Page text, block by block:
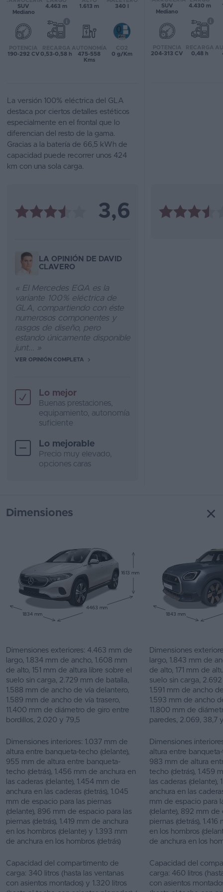
Concesionarios
Ventas
de
coches
2026
SUV
Mediano
4.463 m
1.613 m
340 l
POTENCIA
190-292 CV
RECARGA
0,53-0,58 h
AUTONOMÍA
475-558
Kms
CO2
0 g/Km
SUV
Mediano
4.430 m
POTENCIA
204-313 CV
RECARGA
0,48 h
La versión 100% eléctrica del GLA
destaca por ciertos detalles estéticos
especialmente en el frontal que lo
diferencian del resto de la gama.
Gracias a la batería de 66,5 kWh de
capacidad puede recorrer unos 424
km con una sola carga.
3,6
LA OPINIÓN DE DAVID
CLAVERO
« El Mercedes EQA es la
variante 100% eléctrica de
GLA, compartiendo con éste
numerosos componentes y
rasgos de diseño, pero
estando únicamente disponible
junt... »
VER OPINIÓN COMPLETA
Lo mejor
Buenas prestaciones,
equipamiento, autonomía
suficiente
Lo mejorable
Precio muy elevado,
opciones caras
Dimensiones
1613 mm
4463 mm
1834 mm
1843 mm
Dimensiones exteriores: 4.463 mm de
largo, 1.834 mm de ancho, 1.608 mm
de alto, 151 mm de altura libre sobre el
suelo sin carga, 2.729 mm de batalla,
1.588 mm de ancho de vía delantero,
1.589 mm de ancho de vía trasero,
11.400 mm de diámetro de giro entre
bordillos, 2.020 y 79,5
Dimensiones
largo, 1.843 mm de
de alto, 171 mm de
suelo sin carga,
1.591 mm de ancho
1.593 mm de ancho
11.800 mm de
paredes, 2.069, 38,7
Dimensiones interiores: 1.037 mm de
altura entre banqueta-techo (delante),
955 mm de altura entre banqueta-
techo (detrás), 1.456 mm de anchura en
las caderas (delante), 1.454 mm de
anchura en las caderas (detrás), 1.045
mm de espacio para las piernas
(delante), 896 mm de espacio para las
piernas (detrás), 1.419 mm de anchura
en los hombros (delante) y 1.393 mm
de anchura en los hombros (detrás)
Dimensiones
altura entre
983 mm de altura
techo (detrás), 1.459
las caderas (delante),
anchura en las
mm de espacio para
(delante), 892 mm de
piernas (detrás),
en los hombros
de anchura en los
Capacidad del compartimento de
carga: 340 litros (hasta las ventanas
con asientos montados) y 1.320 litros
Capacidad del
carga: 460 litros
con asientos